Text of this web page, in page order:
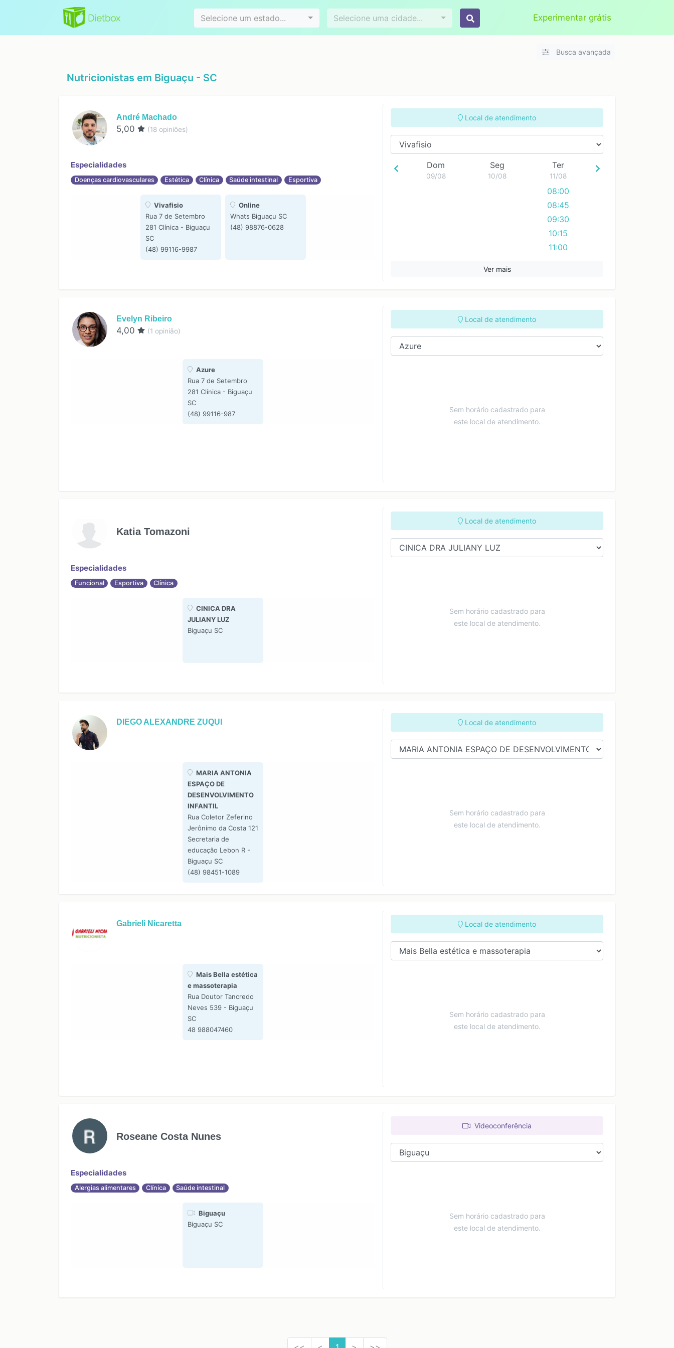
Selecione um estado... Selecione uma cidade... Experimentar grátis
Videoconferência Aplicar
Busca avançada
Nutricionistas em Biguaçu - SC
André Machado
5,00 (18 opiniões)
Especialidades
Doenças cardiovasculares Estética Clínica Saúde intestinal Esportiva
Vivafisio
Rua 7 de Setembro
281 Clínica - Biguaçu
SC
(48) 99116-9987
Online
Whats Biguaçu SC
(48) 98876-0628
Local de atendimento
Dom
09/08
Seg
10/08
Ter
11/08
08:00
08:45
09:30
10:15
11:00
15:30
Ver mais
Evelyn Ribeiro
4,00 (1 opinião)
Azure
Rua 7 de Setembro
281 Clínica - Biguaçu
SC
(48) 99116-987
Local de atendimento
Sem horário cadastrado para
este local de atendimento.
Katia Tomazoni
Especialidades
Funcional Esportiva Clínica
CINICA DRA
JULIANY LUZ
Biguaçu SC
Local de atendimento
Sem horário cadastrado para
este local de atendimento.
DIEGO ALEXANDRE ZUQUI
MARIA ANTONIA
ESPAÇO DE
DESENVOLVIMENTO
INFANTIL
Rua Coletor Zeferino
Jerônimo da Costa 121
Secretaria de
educação Lebon R -
Biguaçu SC
(48) 98451-1089
Local de atendimento
Sem horário cadastrado para
este local de atendimento.
Gabrieli Nicaretta
Mais Bella estética
e massoterapia
Rua Doutor Tancredo
Neves 539 - Biguaçu
SC
48 988047460
Local de atendimento
Sem horário cadastrado para
este local de atendimento.
Roseane Costa Nunes
Especialidades
Alergias alimentares Clínica Saúde intestinal
Biguaçu
Biguaçu SC
Videoconferência
Sem horário cadastrado para
este local de atendimento.